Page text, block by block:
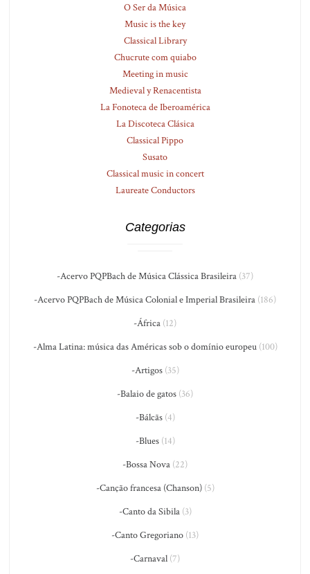
O Ser da Música
Music is the key
Classical Library
Chucrute com quiabo
Meeting in music
Medieval y Renacentista
La Fonoteca de Iberoamérica
La Discoteca Clásica
Classical Pippo
Susato
Classical music in concert
Laureate Conductors
Categorias
-Acervo PQPBach de Música Clássica Brasileira (37)
-Acervo PQPBach de Música Colonial e Imperial Brasileira (186)
-África (12)
-Alma Latina: música das Américas sob o domínio europeu(100)
-Artigos(35)
-Balaio de gatos (36)
-Bálcãs(4)
-Blues(14)
-Bossa Nova (22)
-Canção francesa (Chanson)(5)
-Canto da Sibila(3)
-Canto Gregoriano (13)
-Carnaval (7)